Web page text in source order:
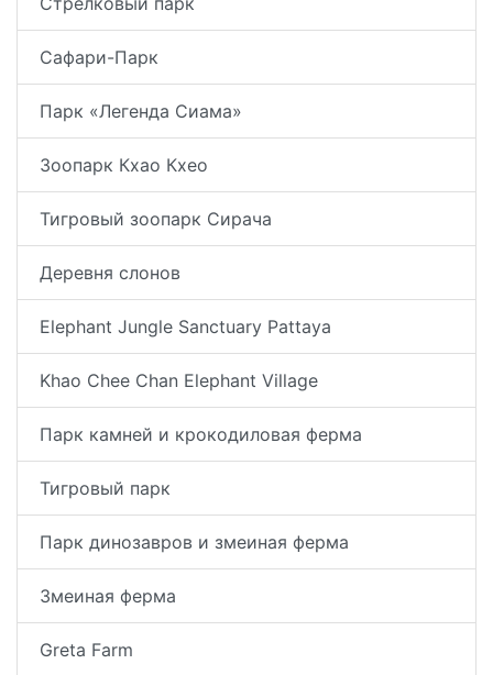
Сафари-Парк
Парк «Легенда Сиама»
Зоопарк Кхао Кхео
Тигровый зоопарк Сирача
Деревня слонов
Elephant Jungle Sanctuary Pattaya
Khao Сhee Сhan Elephant Village
Парк камней и крокодиловая ферма
Тигровый парк
Парк динозавров и змеиная ферма
Змеиная ферма
Greta Farm